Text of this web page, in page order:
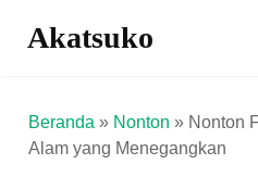
Akatsuko
Beranda » Nonton » Nonton
Alam yang Menegangkan